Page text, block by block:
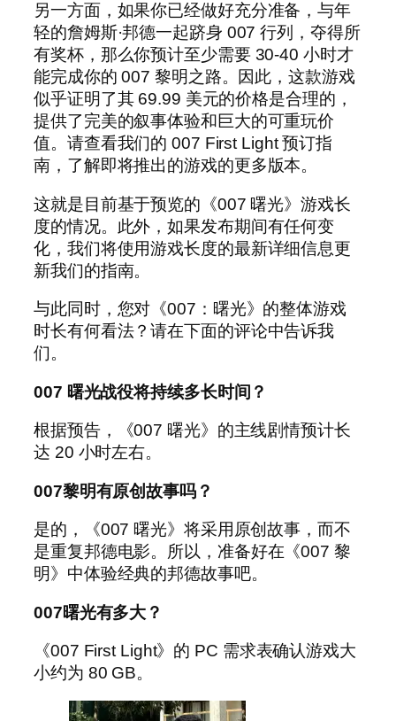
另一方面，如果你已经做好充分准备，与年
轻的詹姆斯·邦德一起跻身 007 行列，夺得所
有奖杯，那么你预计至少需要 30-40 小时才
能完成你的 007 黎明之路。因此，这款游戏
似乎证明了其 69.99 美元的价格是合理的，
提供了完美的叙事体验和巨大的可重玩价
值。请查看我们的 007 First Light 预订指
南，了解即将推出的游戏的更多版本。
这就是目前基于预览的《007 曙光》游戏长
度的情况。此外，如果发布期间有任何变
化，我们将使用游戏长度的最新详细信息更
新我们的指南。
与此同时，您对《007：曙光》的整体游戏
时长有何看法？请在下面的评论中告诉我
们。
007 曙光战役将持续多长时间？
根据预告，《007 曙光》的主线剧情预计长
达 20 小时左右。
007黎明有原创故事吗？
是的，《007 曙光》将采用原创故事，而不
是重复邦德电影。所以，准备好在《007 黎
明》中体验经典的邦德故事吧。
007曙光有多大？
《007 First Light》的 PC 需求表确认游戏大
小约为 80 GB。